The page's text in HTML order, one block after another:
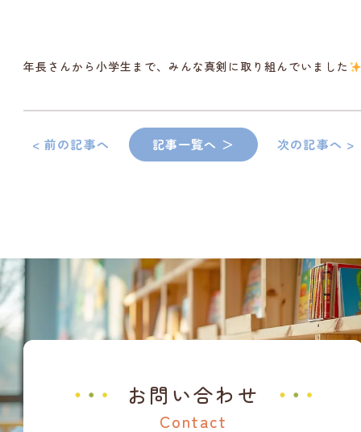
年長さんから小学生まで、みんな真剣に取り組んでいました
< 前の記事へ 記事一覧へ ＞ 次の記事へ >
お問い合わせ
Contact